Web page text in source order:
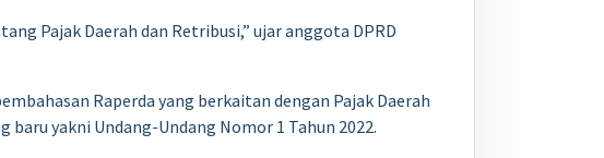
Pajak Daerah dan Retribusi,” ujar anggota DPRD
Raperda yang berkaitan dengan Pajak Daerah
yakni Undang-Undang Nomor 1 Tahun 2022.